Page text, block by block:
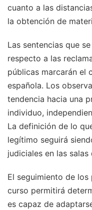
cuanto a las
la obtención de
Las sentencias que
respecto a las
públicas marcarán el
española. Los
tendencia hacia una
individuo,
La definición de lo
legítimo seguirá
judiciales en las
El seguimiento de
curso permitirá
es capaz de